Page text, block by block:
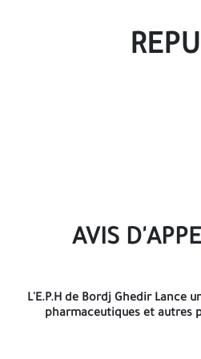
: L'appel d'offres s'adresse aux
la santé, ministère produits
les cinq (5) dernières années
: les offres doivent comporter
dans des enveloppes séparés et
lieu à l'établissement le jour
AVIS
L'E.P.H de Bordj Ghedir
pharmaceutiques et autres